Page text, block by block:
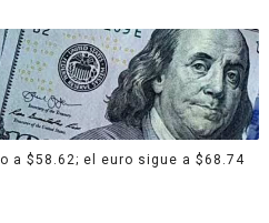
a $58.62; el euro sigue a $68.74